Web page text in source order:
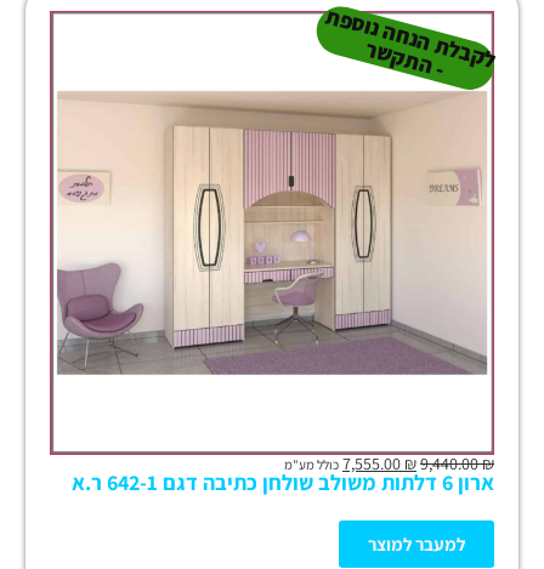
ל
ק
ב
ל
ת
הנ
ח
ה נו
ס
פ
ת
-
ה
ת
ק
ש
ר
₪
9,440.00
₪ כולל מע"מ
ארון 6 דלתות משולב שולחן כתיבה דגם 642-1 ר.א
למעבר למוצר